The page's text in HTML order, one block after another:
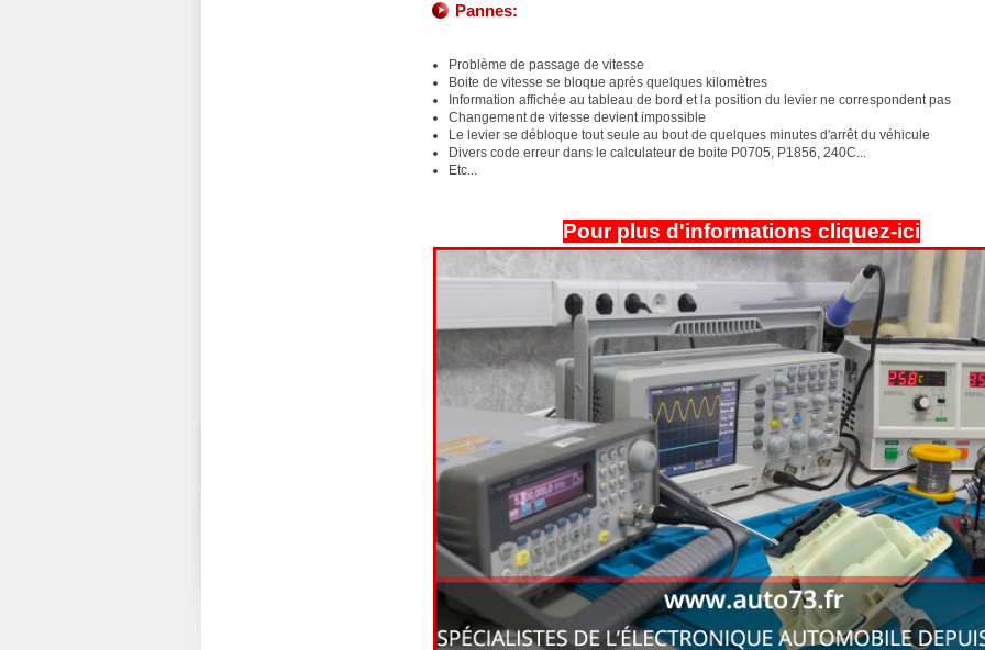
Pannes:
Problème de passage de vitesse
Boite de vitesse se bloque après quelques kilomètres
Information affichée au tableau de bord et la position du levier ne correspondent pas
Changement de vitesse devient impossible
Le levier se débloque tout seule au bout de quelques minutes d'arrêt du véhicule
Divers code erreur dans le calculateur de boite P0705, P1856, 240C...
Etc...
Pour plus d'informations cliquez-ici